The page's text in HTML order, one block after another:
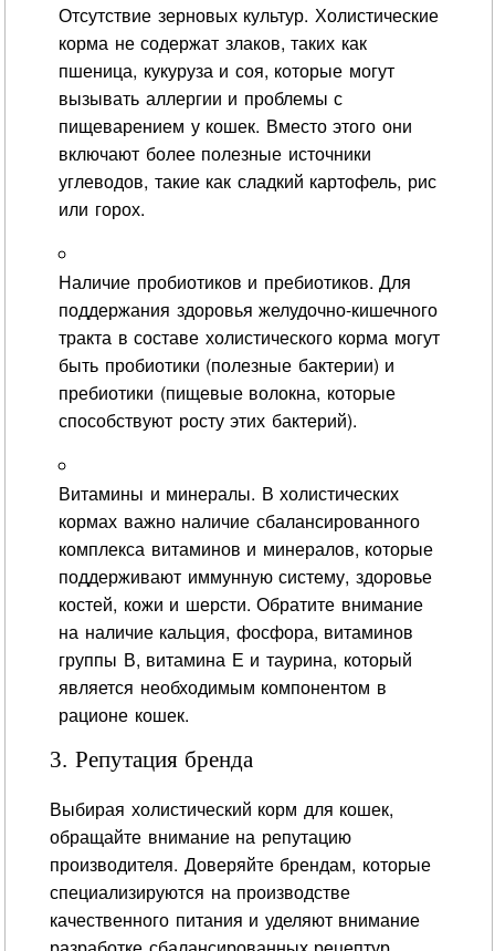
Отсутствие зерновых культур. Холистические
корма не содержат злаков, таких как
пшеница, кукуруза и соя, которые могут
вызывать аллергии и проблемы с
пищеварением у кошек. Вместо этого они
включают более полезные источники
углеводов, такие как сладкий картофель, рис
или горох.
Наличие пробиотиков и пребиотиков. Для
поддержания здоровья желудочно-кишечного
тракта в составе холистического корма могут
быть пробиотики (полезные бактерии) и
пребиотики (пищевые волокна, которые
способствуют росту этих бактерий).
Витамины и минералы. В холистических
кормах важно наличие сбалансированного
комплекса витаминов и минералов, которые
поддерживают иммунную систему, здоровье
костей, кожи и шерсти. Обратите внимание
на наличие кальция, фосфора, витаминов
группы В, витамина Е и таурина, который
является необходимым компонентом в
рационе кошек.
3. Репутация бренда
Выбирая холистический корм для кошек,
обращайте внимание на репутацию
производителя. Доверяйте брендам, которые
специализируются на производстве
качественного питания и уделяют внимание